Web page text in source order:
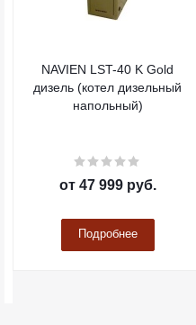
NAVIEN LST-40 K Gold
дизель (котел дизельный
напольный)
от 47 999 руб.
Подробнее